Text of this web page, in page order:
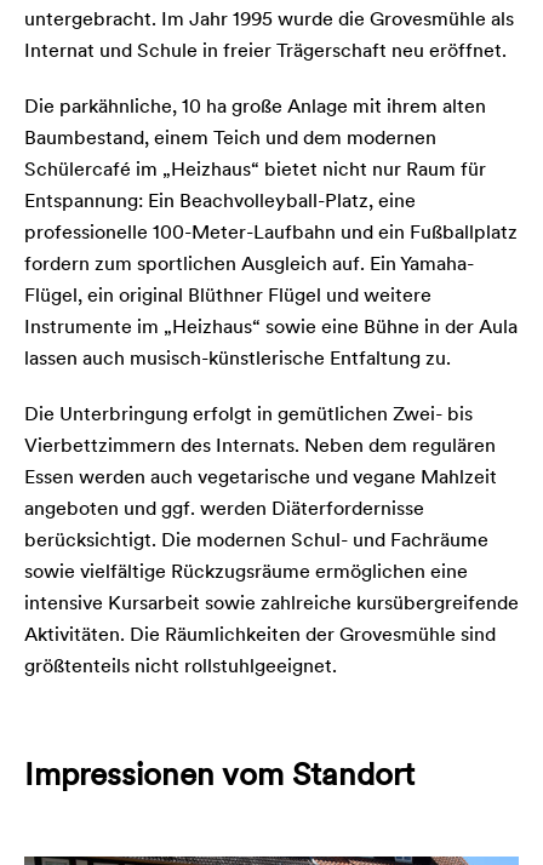
untergebracht. Im Jahr 1995 wurde die Grovesmühle als
Internat und Schule in freier Trägerschaft neu eröffnet.
Die parkähnliche, 10 ha große Anlage mit ihrem alten
Baumbestand, einem Teich und dem modernen
Schülercafé im „Heizhaus“ bietet nicht nur Raum für
Entspannung: Ein Beachvolleyball-Platz, eine
professionelle 100-Meter-Laufbahn und ein Fußballplatz
fordern zum sportlichen Ausgleich auf. Ein Yamaha-
Flügel, ein original Blüthner Flügel und weitere
Instrumente im „Heizhaus“ sowie eine Bühne in der Aula
lassen auch musisch-künstlerische Entfaltung zu.
Die Unterbringung erfolgt in gemütlichen Zwei- bis
Vierbettzimmern des Internats. Neben dem regulären
Essen werden auch vegetarische und vegane Mahlzeit
angeboten und ggf. werden Diäterfordernisse
berücksichtigt. Die modernen Schul- und Fachräume
sowie vielfältige Rückzugsräume ermöglichen eine
intensive Kursarbeit sowie zahlreiche kursübergreifende
Aktivitäten. Die Räumlichkeiten der Grovesmühle sind
größtenteils nicht rollstuhlgeeignet.
Impressionen vom Standort